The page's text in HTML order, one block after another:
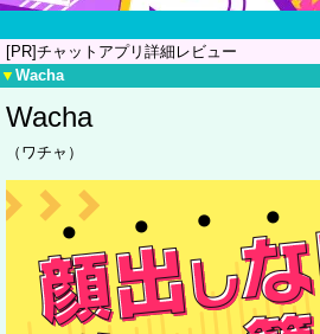
[PR]チャットアプリ詳細レビュー
▼ Wacha
Wacha
（ワチャ）